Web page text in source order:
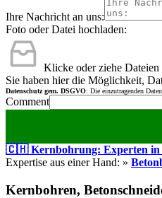
Ihre Nachricht an uns:
Foto oder Datei hochladen:
Klicke oder ziehe
Sie haben hier die Möglichkeit,
Datenschutz gem. DSGVO: Die einzutragenden
Comment
🇨🇭 Kernbohrung: Experten in
Expertise aus einer Hand: »
Kernbohren,